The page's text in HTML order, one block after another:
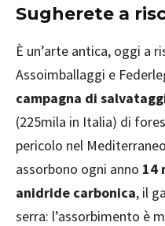
Sugherete a
È un’arte antica, oggi a
Assoimballaggi e
campagna di
(225mila in Italia) di
pericolo nel
assorbono ogni anno 14
anidride carbonica, il
serra: l’assorbimento è